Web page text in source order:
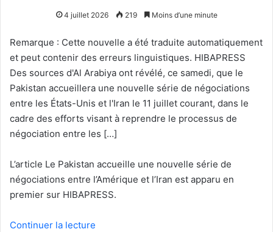
4 juillet 2026 219 Moins d’une minute
Remarque : Cette nouvelle a été traduite automatiquement
et peut contenir des erreurs linguistiques. HIBAPRESS
Des sources d'Al Arabiya ont révélé, ce samedi, que le
Pakistan accueillera une nouvelle série de négociations
entre les États-Unis et l'Iran le 11 juillet courant, dans le
cadre des efforts visant à reprendre le processus de
négociation entre les […]
L’article Le Pakistan accueille une nouvelle série de
négociations entre l’Amérique et l’Iran est apparu en
premier sur HIBAPRESS.
Continuer la lecture